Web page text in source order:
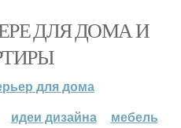
ДЛЯ ДОМА И
для дома
идеи дизайна мебель